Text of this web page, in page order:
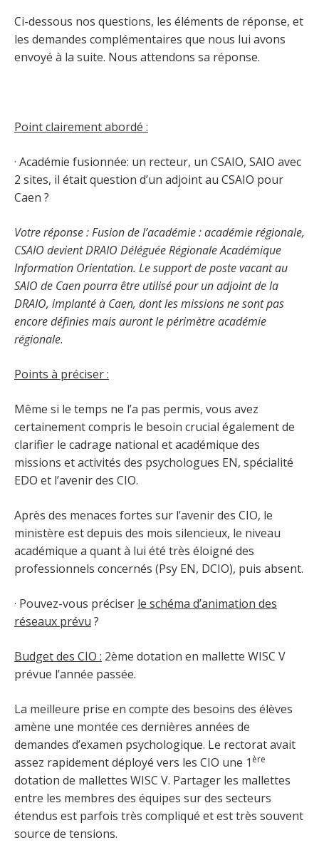
Ci-dessous nos questions, les éléments de réponse, et
les demandes complémentaires que nous lui avons
envoyé à la suite. Nous attendons sa réponse.
Point clairement abordé :
· Académie fusionnée: un recteur, un CSAIO, SAIO avec
2 sites, il était question d’un adjoint au CSAIO pour
Caen ?
Votre réponse : Fusion de l’académie : académie régionale,
CSAIO devient DRAIO Déléguée Régionale Académique
Information Orientation. Le support de poste vacant au
SAIO de Caen pourra être utilisé pour un adjoint de la
DRAIO, implanté à Caen, dont les missions ne sont pas
encore définies mais auront le périmètre académie
régionale.
Points à préciser :
Même si le temps ne l’a pas permis, vous avez
certainement compris le besoin crucial également de
clarifier le cadrage national et académique des
missions et activités des psychologues EN, spécialité
EDO et l’avenir des CIO.
Après des menaces fortes sur l’avenir des CIO, le
ministère est depuis des mois silencieux, le niveau
académique a quant à lui été très éloigné des
professionnels concernés (Psy EN, DCIO), puis absent.
· Pouvez-vous préciser le schéma d’animation des
réseaux prévu ?
Budget des CIO : 2ème dotation en mallette WISC V
prévue l’année passée.
La meilleure prise en compte des besoins des élèves
amène une montée ces dernières années de
demandes d’examen psychologique. Le rectorat avait
assez rapidement déployé vers les CIO une 1 ère
dotation de mallettes WISC V. Partager les mallettes
entre les membres des équipes sur des secteurs
étendus est parfois très compliqué et est très souvent
source de tensions.